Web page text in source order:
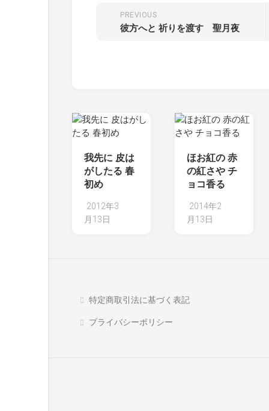
PREVIOUS
彼方へと 祈りを渡す 聖月夜
我先に 皮は
がしたる 春
初め
2012年3
月13日
ほお紅の 赤
の紅さや チ
ョコ香る
2014年2
月13日
特定商取引法に基づく表記
プライバシーポリシー